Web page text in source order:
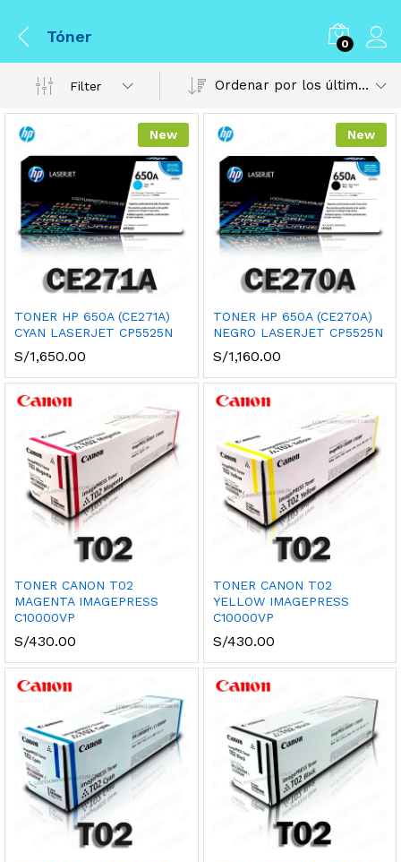
Tóner 0
Filter Ordenar por los últimos
New
TONER HP 650A (CE271A)
CYAN LASERJET CP5525N
S/1,650.00
New
TONER HP 650A (CE270A)
NEGRO LASERJET CP5525N
S/1,160.00
TONER CANON T02
MAGENTA IMAGEPRESS
C10000VP
S/430.00
TONER CANON T02
YELLOW IMAGEPRESS
C10000VP
S/430.00